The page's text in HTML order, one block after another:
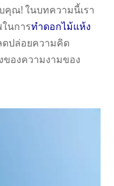
คุณ! ในบทความนี้เรา
นการทำดอกไม้แห้ง
ดปล่อยความคิด
องความงามของ